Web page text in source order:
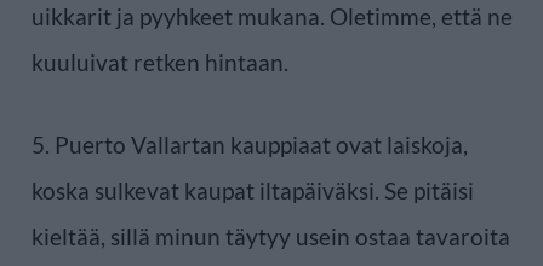
uikkarit ja pyyhkeet mukana. Oletimme, että ne
kuuluivat retken hintaan.
5. Puerto Vallartan kauppiaat ovat laiskoja,
koska sulkevat kaupat iltapäiväksi. Se pitäisi
kieltää, sillä minun täytyy usein ostaa tavaroita